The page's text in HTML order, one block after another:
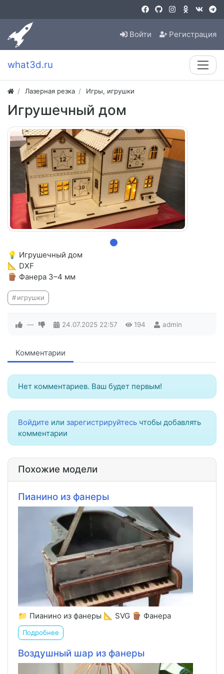
Войти Регистрация
what3d.ru
Лазерная резка Игры, игрушки
Игрушечный дом
💡 Игрушечный дом
📐 DXF
🪵 Фанера 3–4 мм
игрушки
— 24.07.2025 22:57 194 admin
Комментарии
Нет комментариев. Ваш будет первым!
Войдите или зарегистрируйтесь чтобы добавлять
комментарии
Похожие модели
Пианино из фанеры
📁 Пианино из фанеры 📐 SVG 🪵 Фанера
Подробнее
Воздушный шар из фанеры